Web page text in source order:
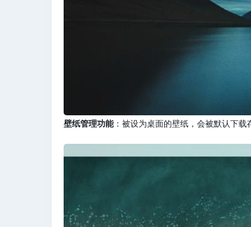
壁纸管理功能：被设为桌面的壁纸，会被默认下